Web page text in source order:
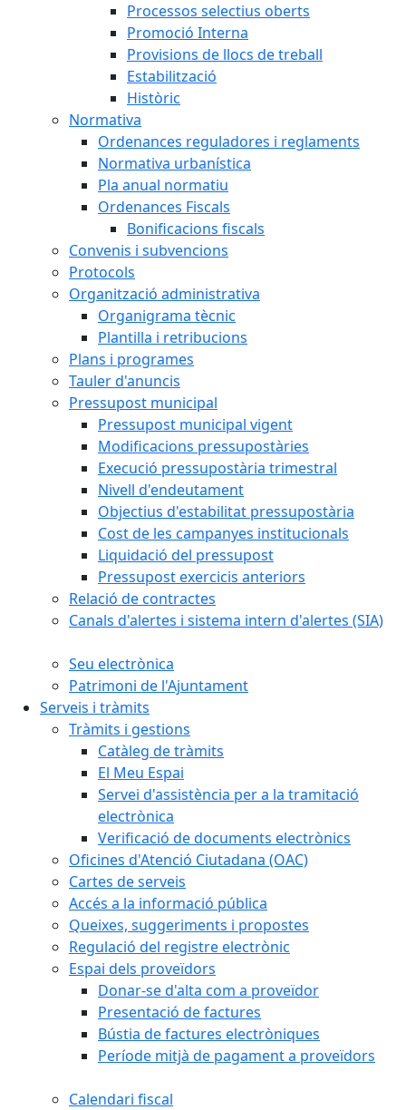
Processos selectius oberts
Promoció Interna
Provisions de llocs de treball
Estabilització
Històric
Normativa
Ordenances reguladores i reglaments
Normativa urbanística
Pla anual normatiu
Ordenances Fiscals
Bonificacions fiscals
Convenis i subvencions
Protocols
Organització administrativa
Organigrama tècnic
Plantilla i retribucions
Plans i programes
Tauler d'anuncis
Pressupost municipal
Pressupost municipal vigent
Modificacions pressupostàries
Execució pressupostària trimestral
Nivell d'endeutament
Objectius d'estabilitat pressupostària
Cost de les campanyes institucionals
Liquidació del pressupost
Pressupost exercicis anteriors
Relació de contractes
Canals d'alertes i sistema intern d'alertes (SIA)
Seu electrònica
Patrimoni de l'Ajuntament
Serveis i tràmits
Tràmits i gestions
Catàleg de tràmits
El Meu Espai
Servei d'assistència per a la tramitació
electrònica
Verificació de documents electrònics
Oficines d'Atenció Ciutadana (OAC)
Cartes de serveis
Accés a la informació pública
Queixes, suggeriments i propostes
Regulació del registre electrònic
Espai dels proveïdors
Donar-se d'alta com a proveïdor
Presentació de factures
Bústia de factures electròniques
Període mitjà de pagament a proveïdors
Calendari fiscal